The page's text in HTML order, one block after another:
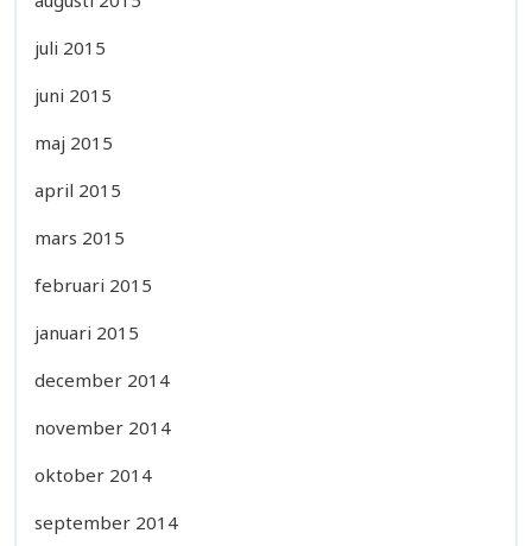
juli 2015
juni 2015
maj 2015
april 2015
mars 2015
februari 2015
januari 2015
december 2014
november 2014
oktober 2014
september 2014